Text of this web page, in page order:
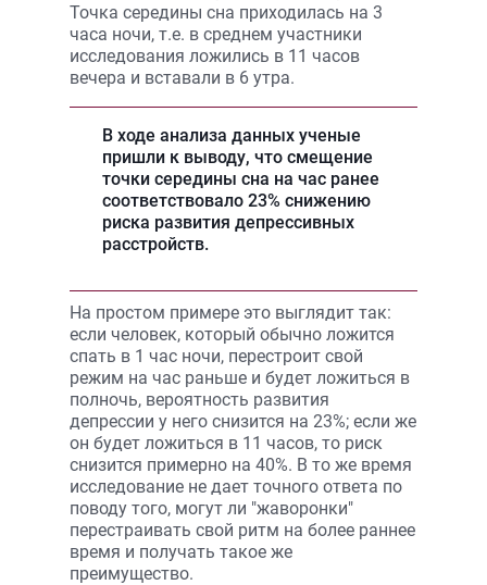
Точка середины сна приходилась на 3
часа ночи, т.е. в среднем участники
исследования ложились в 11 часов
вечера и вставали в 6 утра.
В ходе анализа данных ученые
пришли к выводу, что смещение
точки середины сна на час ранее
соответствовало 23% снижению
риска развития депрессивных
расстройств.
На простом примере это выглядит так:
если человек, который обычно ложится
спать в 1 час ночи, перестроит свой
режим на час раньше и будет ложиться в
полночь, вероятность развития
депрессии у него снизится на 23%; если же
он будет ложиться в 11 часов, то риск
снизится примерно на 40%. В то же время
исследование не дает точного ответа по
поводу того, могут ли "жаворонки"
перестраивать свой ритм на более раннее
время и получать такое же
преимущество.